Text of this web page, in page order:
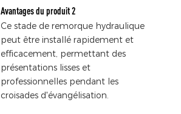
Avantages du produit 2
Ce stade de remorque hydraulique
peut être installé rapidement et
efficacement, permettant des
présentations lisses et
professionnelles pendant les
croisades d'évangélisation.